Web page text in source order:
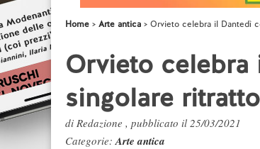
Home Arte antica Orvieto celebra il Dantedì
Orvieto
singolare
di Redazione , pubblicato il 25/03/2021
Categorie:Arte antica